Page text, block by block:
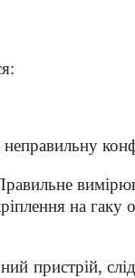
на гаку
пристрій,